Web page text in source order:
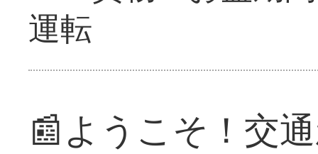
運転
📰ようこそ！交